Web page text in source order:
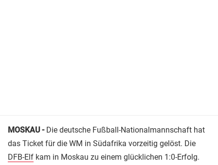
MOSKAU - Die deutsche Fußball-Nationalmannschaft hat
das Ticket für die WM in Südafrika vorzeitig gelöst. Die
DFB-Elf kam in Moskau zu einem glücklichen 1:0-Erfolg.